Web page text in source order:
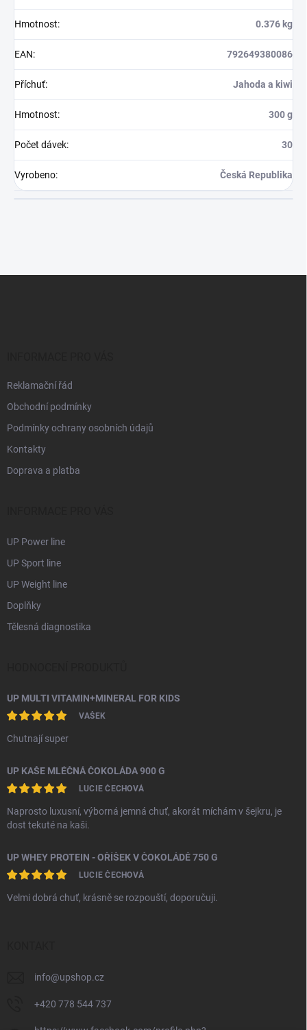
Hmotnost: 0.376 kg
EAN: 792649380086
Příchuť: Jahoda a kiwi
Hmotnost: 300 g
Počet dávek: 30
Vyrobeno: Česká Republika
Reklamační řád
Obchodní podmínky
Podmínky ochrany osobních údajů
Kontakty
Doprava a platba
UP Power line
UP Sport line
UP Weight line
Doplňky
Tělesná diagnostika
UP MULTI VITAMIN+MINERAL FOR KIDS
VAŠEK
Chutnají super
UP KAŠE MLÉČNÁ ČOKOLÁDA 900 G
LUCIE ČECHOVÁ
Naprosto luxusní, výborná jemná chuť, akorát míchám v šejkru, je
dost tekuté na kaši.
UP WHEY PROTEIN - OŘÍŠEK V ČOKOLÁDĚ 750 G
LUCIE ČECHOVÁ
Velmi dobrá chuť, krásně se rozpouští, doporučuji.
info@upshop.cz
+420 778 544 737